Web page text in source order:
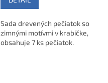
Sada drevených pečiatok so
zimnými motívmi v krabičke,
obsahuje 7 ks pečiatok.